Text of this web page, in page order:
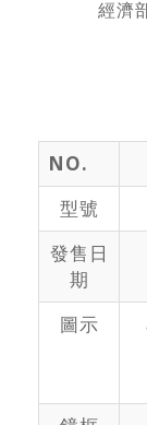
經濟
NO.
型號
發售日
期
圖示